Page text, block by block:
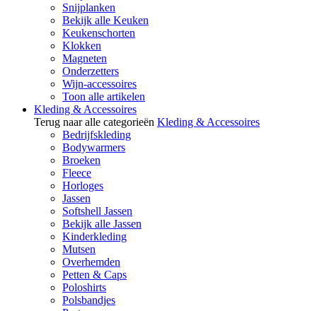
Snijplanken
Bekijk alle Keuken
Keukenschorten
Klokken
Magneten
Onderzetters
Wijn-accessoires
Toon alle artikelen
Kleding & Accessoires
Terug naar alle categorieën Kleding & Accessoires
Bedrijfskleding
Bodywarmers
Broeken
Fleece
Horloges
Jassen
Softshell Jassen
Bekijk alle Jassen
Kinderkleding
Mutsen
Overhemden
Petten & Caps
Poloshirts
Polsbandjes